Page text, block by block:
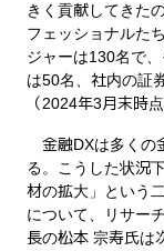
きく貢献してきた
フェッショナルた
ジャーは130名で
は50名、社内の証
（2024年3月末時点
金融DXは多くの
る。こうした状況
材の拡大」という
について、リサー
長の松本 宗寿氏は